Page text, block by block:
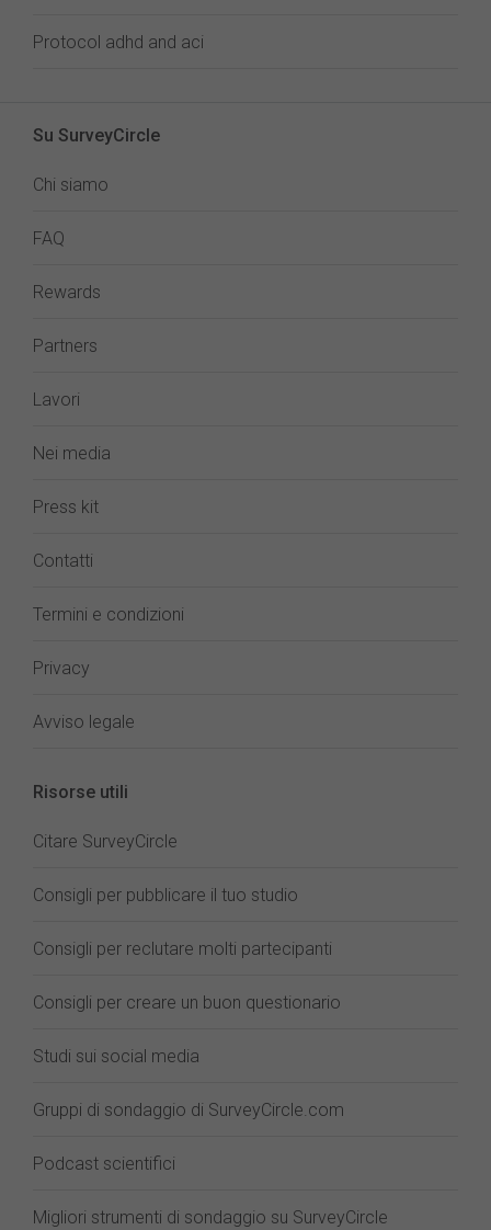
Protocol adhd and aci
Su SurveyCircle
Chi siamo
FAQ
Rewards
Partners
Lavori
Nei media
Press kit
Contatti
Termini e condizioni
Privacy
Avviso legale
Risorse utili
Citare SurveyCircle
Consigli per pubblicare il tuo studio
Consigli per reclutare molti partecipanti
Consigli per creare un buon questionario
Studi sui social media
Gruppi di sondaggio di SurveyCircle.com
Podcast scientifici
Migliori strumenti di sondaggio su SurveyCircle